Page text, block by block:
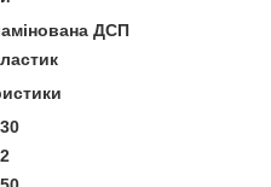
ДСП